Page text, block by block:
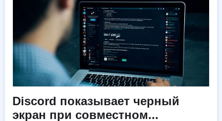
Discord показывает черный
экран при совместном...